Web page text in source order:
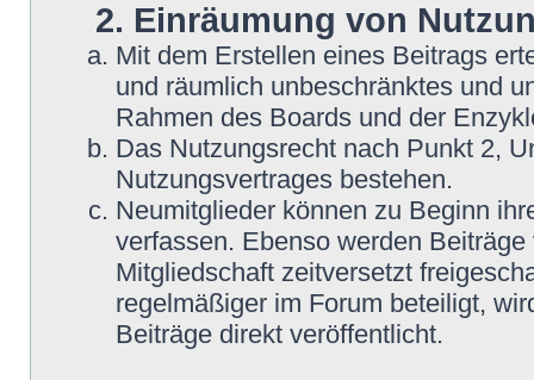
2. Einräumung von
Mit dem Erstellen eines Beitrags
und räumlich unbeschränktes und
Rahmen des Boards und der
Das Nutzungsrecht nach Punkt 2,
Nutzungsvertrages bestehen.
Neumitglieder können zu Beginn
verfassen. Ebenso werden
Mitgliedschaft zeitversetzt
regelmäßiger im Forum beteiligt,
Beiträge direkt veröffentlicht.